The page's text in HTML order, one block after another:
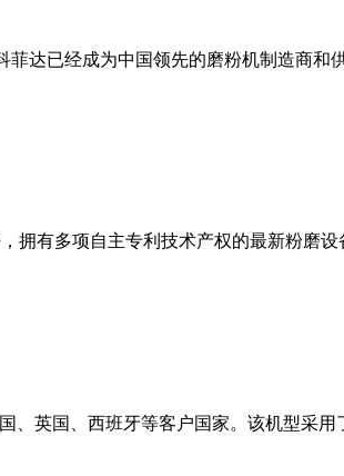
达已经成为中国领先的磨粉机制造商
拥有多项自主专利技术产权的最新粉磨
、英国、西班牙等客户国家。该机型采